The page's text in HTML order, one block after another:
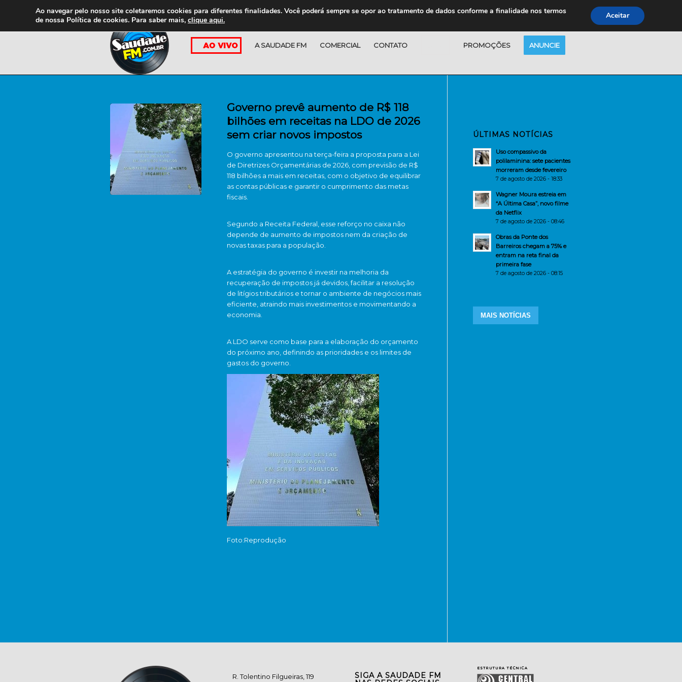
A SAUDADE FM COMERCIAL CONTATO PROMOÇÕES ANUNCIE
Governo prevê aumento de R$ 118
bilhões em receitas na LDO de 2026
sem criar novos impostos
O governo apresentou na terça-feira a proposta para a Lei
de Diretrizes Orçamentárias de 2026, com previsão de R$
118 bilhões a mais em receitas, com o objetivo de equilibrar
as contas públicas e garantir o cumprimento das metas
fiscais.
Segundo a Receita Federal, esse reforço no caixa não
depende de aumento de impostos nem da criação de
novas taxas para a população.
A estratégia do governo é investir na melhoria da
recuperação de impostos já devidos, facilitar a resolução
de litígios tributários e tornar o ambiente de negócios mais
eficiente, atraindo mais investimentos e movimentando a
economia.
A LDO serve como base para a elaboração do orçamento
do próximo ano, definindo as prioridades e os limites de
gastos do governo.
Foto:Reprodução
ÚLTIMAS NOTÍCIAS
Uso compassivo da
polilaminina: sete pacientes
morreram desde fevereiro
7 de agosto de 2026 - 18:33
Wagner Moura estreia em
“A Última Casa”, novo filme
da Netflix
7 de agosto de 2026 - 08:46
Obras da Ponte dos
Barreiros chegam a 75% e
entram na reta final da
primeira fase
7 de agosto de 2026 - 08:15
MAIS NOTÍCIAS
R. Tolentino Filgueiras, 119
SIGA A SAUDADE FM
Ao navegar pelo nosso site coletaremos cookies para diferentes finalidades. Você poderá sempre se opor ao tratamento de dados conforme a finalidade nos termos
de nossa Política de cookies. Para saber mais, clique aqui. Aceitar